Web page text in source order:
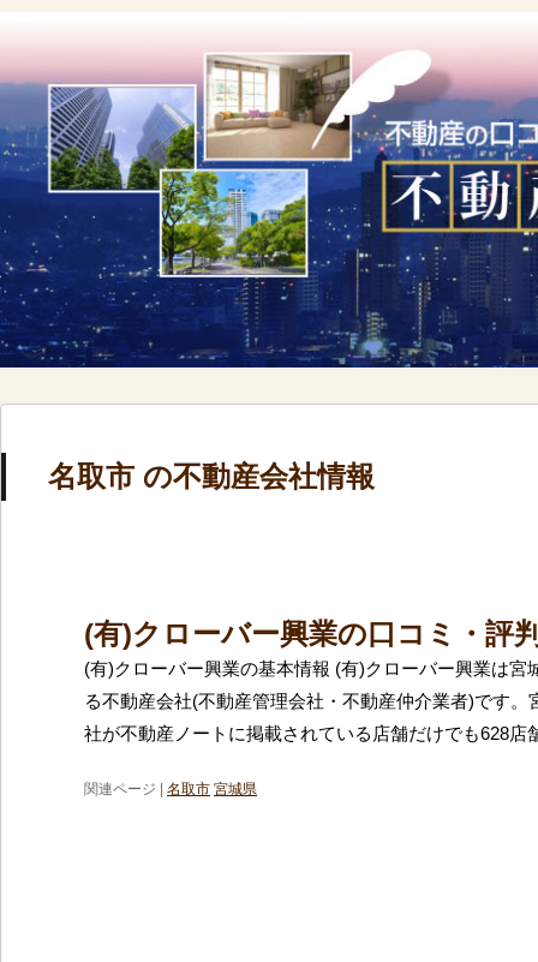
名取市 の不動産会社情報
(有)クローバー興業の口コミ・評
(有)クローバー興業の基本情報 (有)クローバー興業は宮
る不動産会社(不動産管理会社・不動産仲介業者)です。
社が不動産ノートに掲載されている店舗だけでも628店
関連ページ | 名取市 宮城県